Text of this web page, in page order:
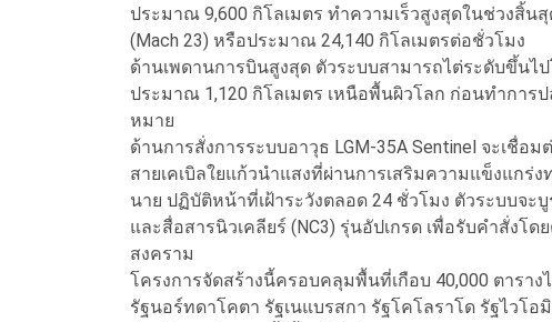
ประมาณ 9,600 กิโลเมตร ทำความเร็วสูงสุดในช่วงสิ้น
(Mach 23) หรือประมาณ 24,140 กิโลเมตรต่อชั่วโมง
ด้านเพดานการบินสูงสุด ตัวระบบสามารถไต่ระดับขึ้น
ประมาณ 1,120 กิโลเมตร เหนือพื้นผิวโลก ก่อนทำการ
หมาย
ด้านการสั่งการระบบอาวุธ LGM-35A Sentinel จะเชื่
สายเคเบิลใยแก้วนำแสงที่ผ่านการเสริมความแข็งแกร่
นาย ปฏิบัติหน้าที่เฝ้าระวังตลอด 24 ชั่วโมง ตัวระบบจ
และสื่อสารนิวเคลียร์ (NC3) รุ่นอัปเกรด เพื่อรับคำสั่งโ
สงคราม
โครงการจัดสร้างนี้ครอบคลุมพื้นที่เกือบ 40,000 ตารา
รัฐนอร์ทดาโคตา รัฐเนแบรสกา รัฐโคโลราโด รัฐไวโ